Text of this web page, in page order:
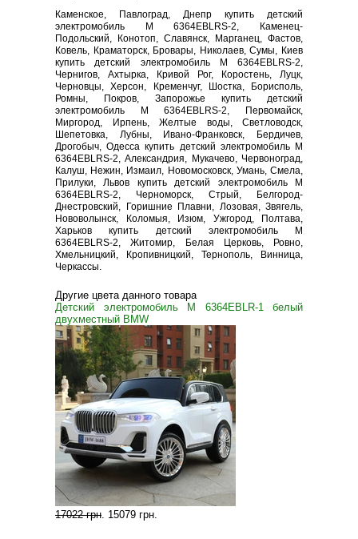
Каменское, Павлоград, Днепр купить детский
электромобиль M 6364EBLRS-2, Каменец-
Подольский, Конотоп, Славянск, Марганец, Фастов,
Ковель, Краматорск, Бровары, Николаев, Сумы, Киев
купить детский электромобиль M 6364EBLRS-2,
Чернигов, Ахтырка, Кривой Рог, Коростень, Луцк,
Черновцы, Херсон, Кременчуг, Шостка, Борисполь,
Ромны, Покров, Запорожье купить детский
электромобиль M 6364EBLRS-2, Первомайск,
Миргород, Ирпень, Желтые воды, Светловодск,
Шепетовка, Лубны, Ивано-Франковск, Бердичев,
Дрогобыч, Одесса купить детский электромобиль M
6364EBLRS-2, Александрия, Мукачево, Червоноград,
Калуш, Нежин, Измаил, Новомосковск, Умань, Смела,
Прилуки, Львов купить детский электромобиль M
6364EBLRS-2, Черноморск, Стрый, Белгород-
Днестровский, Горишние Плавни, Лозовая, Звягель,
Нововолынск, Коломыя, Изюм, Ужгород, Полтава,
Харьков купить детский электромобиль M
6364EBLRS-2, Житомир, Белая Церковь, Ровно,
Хмельницкий, Кропивницкий, Тернополь, Винница,
Черкассы.
Другие цвета данного товара
Детский электромобиль M 6364EBLR-1 белый
двухместный BMW
17022 грн. 15079 грн.